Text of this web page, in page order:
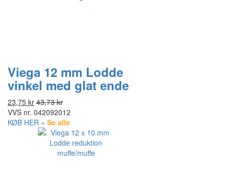
Viega 12 mm Lodde
vinkel med glat ende
23,75 kr 43,73 kr
VVS nr. 042092012
KØB HER » Se alle